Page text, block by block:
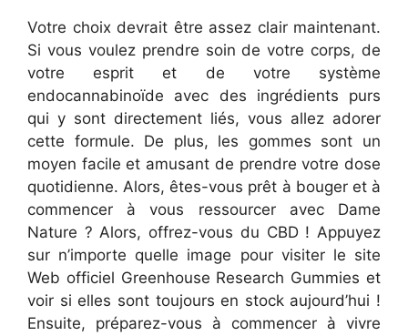
Votre choix devrait être assez clair maintenant.
Si vous voulez prendre soin de votre corps, de
votre esprit et de votre système
endocannabinoïde avec des ingrédients purs
qui y sont directement liés, vous allez adorer
cette formule. De plus, les gommes sont un
moyen facile et amusant de prendre votre dose
quotidienne. Alors, êtes-vous prêt à bouger et à
commencer à vous ressourcer avec Dame
Nature ? Alors, offrez-vous du CBD ! Appuyez
sur n’importe quelle image pour visiter le site
Web officiel Greenhouse Research Gummies et
voir si elles sont toujours en stock aujourd’hui !
Ensuite, préparez-vous à commencer à vivre